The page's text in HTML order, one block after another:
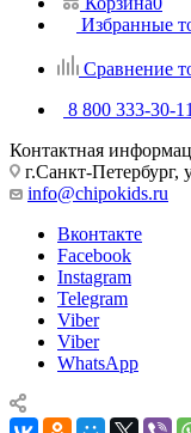
Избранные
Сравнение
8 800 333-30-11
Контактная
г.Санкт-
info@chipokids.ru
Вконтакте
Facebook
Instagram
Telegram
Viber
Viber
WhatsApp